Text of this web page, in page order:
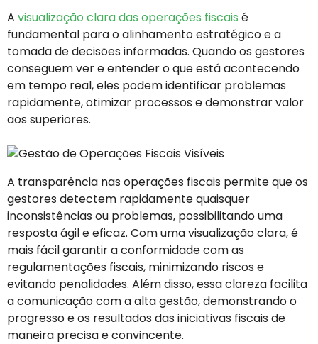
A visualização clara das operações fiscais é
fundamental para o alinhamento estratégico e a
tomada de decisões informadas. Quando os gestores
conseguem ver e entender o que está acontecendo
em tempo real, eles podem identificar problemas
rapidamente, otimizar processos e demonstrar valor
aos superiores.
A transparência nas operações fiscais permite que os
gestores detectem rapidamente quaisquer
inconsistências ou problemas, possibilitando uma
resposta ágil e eficaz. Com uma visualização clara, é
mais fácil garantir a conformidade com as
regulamentações fiscais, minimizando riscos e
evitando penalidades. Além disso, essa clareza facilita
a comunicação com a alta gestão, demonstrando o
progresso e os resultados das iniciativas fiscais de
maneira precisa e convincente.